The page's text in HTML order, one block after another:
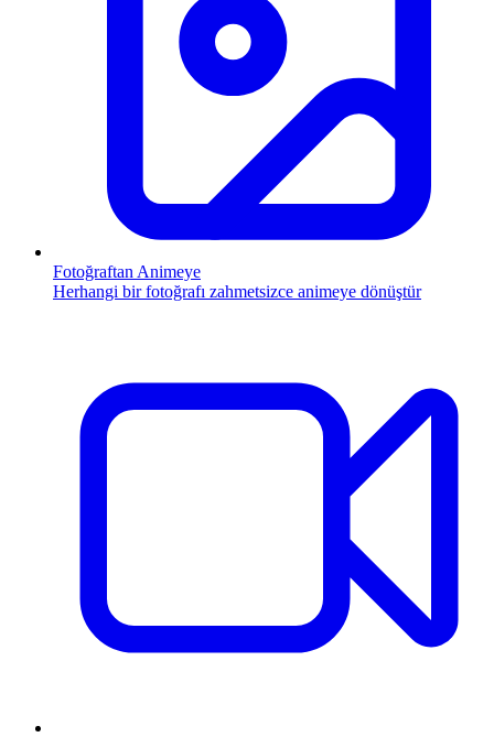
Fotoğraftan Animeye
Herhangi bir fotoğrafı zahmetsizce animeye dönüştür